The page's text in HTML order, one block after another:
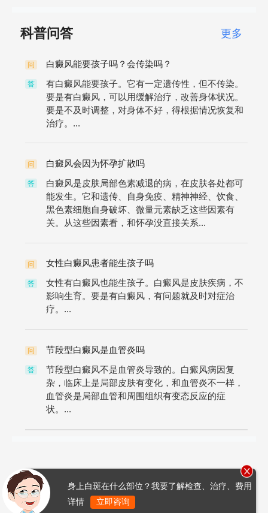
科普问答 更多
问 白癜风能要孩子吗？会传染吗？
答
有白癜风能要孩子。它有一定遗传性，但不传染。
要是有白癜风，可以用缓解治疗，改善身体状况。
要是不及时调整，对身体不好，得根据情况恢复和
治疗。...
问 白癜风会因为怀孕扩散吗
答
白癜风是皮肤局部色素减退的病，在皮肤各处都可
能发生。它和遗传、自身免疫、精神神经、饮食、
黑色素细胞自身破坏、微量元素缺乏这些因素有
关。从这些因素看，和怀孕没直接关系...
问 女性白癜风患者能生孩子吗
答
女性有白癜风也能生孩子。白癜风是皮肤疾病，不
影响生育。要是有白癜风，有问题就及时对症治
疗。...
问 节段型白癜风是血管炎吗
答
节段型白癜风不是血管炎导致的。白癜风病因复
杂，临床上是局部皮肤有变化，和血管炎不一样，
血管炎是局部血管和周围组织有变态反应的症
状。...
身上白斑在什么部位？我要了解检查、治疗、费用
详情
立即咨询